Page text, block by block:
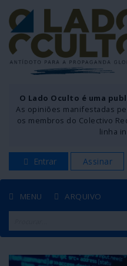
O Lado Oculto é uma
As opiniões manifestadas
os membros do Colectivo
linha
Entrar Assinar
MENU ARQUIVO